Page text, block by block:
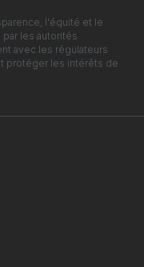
l'équité et le
les autorités
avec les régulateurs
protéger les intérêts de